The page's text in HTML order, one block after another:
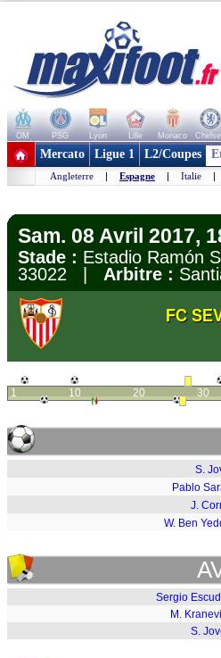
OM PSG Lyon Lille Monaco
+ de clubs
Mercato Ligue 1 L2/Coupes
Angleterre | Espagne | Italie |
Sam. 08 Avril 2017,
Stade : Estadio Ramón
33022 | Arbitre :
FC
1 10 20 30
S.
Pablo
J.
W. Ben
Sergio
M.
S.